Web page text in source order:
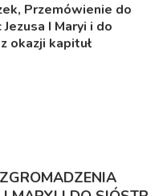
Przemówienie do
I Maryi i do
okazji kapituł